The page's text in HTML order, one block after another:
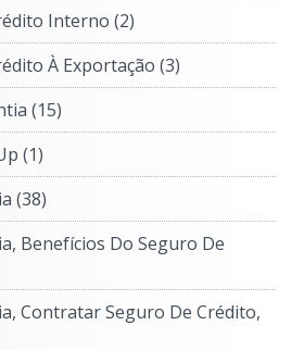
Interno(2)
À Exportação(3)
(15)
(1)
(38)
Benefícios Do Seguro De
Contratar Seguro De Crédito,